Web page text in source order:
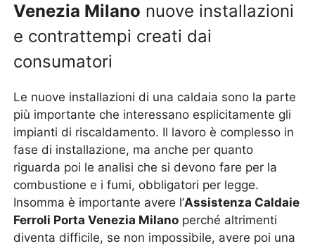
Venezia Milano nuove installazioni
e contrattempi creati dai
consumatori
Le nuove installazioni di una caldaia sono la parte
più importante che interessano esplicitamente gli
impianti di riscaldamento. Il lavoro è complesso in
fase di installazione, ma anche per quanto
riguarda poi le analisi che si devono fare per la
combustione e i fumi, obbligatori per legge.
Insomma è importante avere l’Assistenza Caldaie
Ferroli Porta Venezia Milano perché altrimenti
diventa difficile, se non impossibile, avere poi una